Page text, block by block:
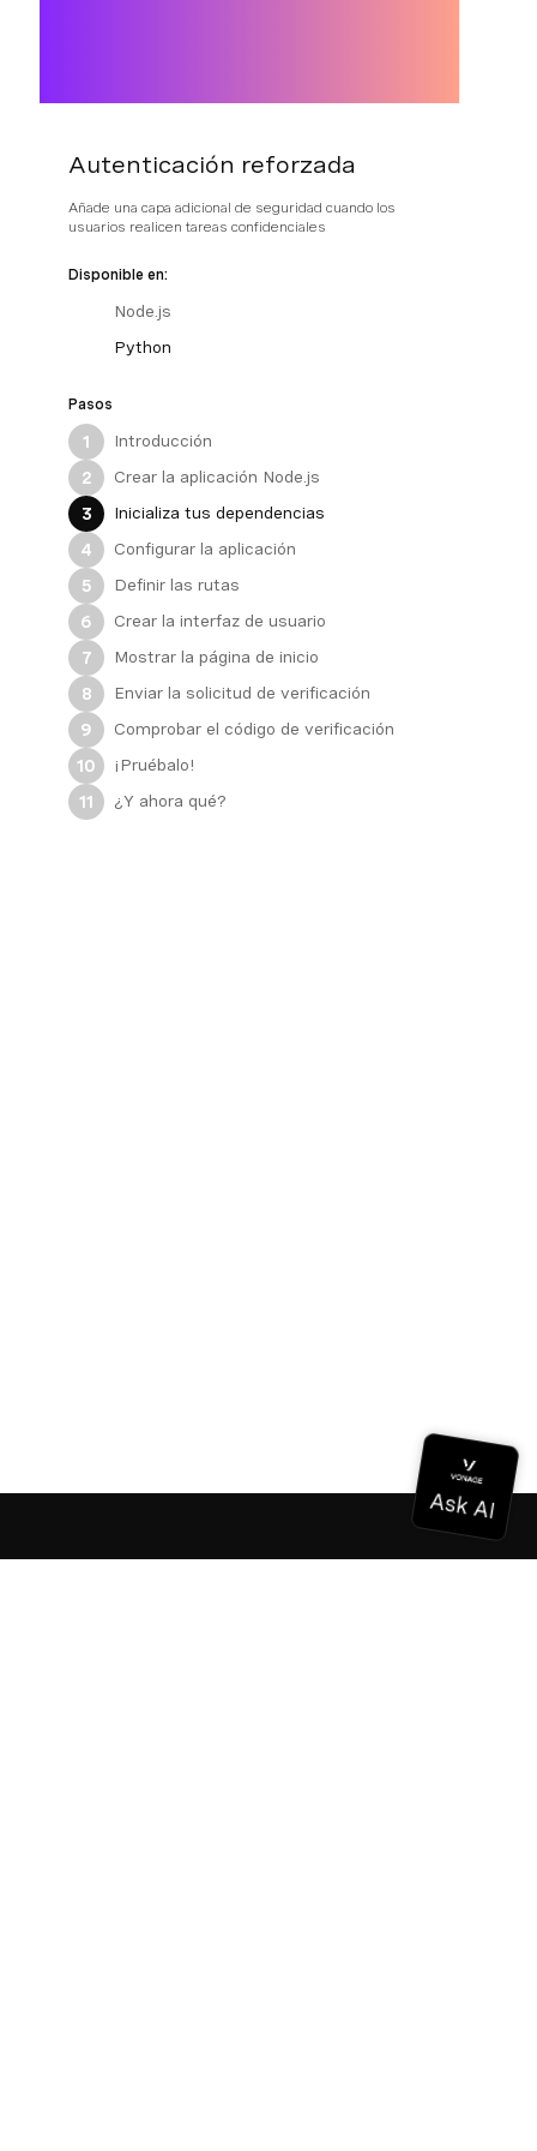
Autenticación reforzada
Añade una capa adicional de seguridad cuando los
usuarios realicen tareas confidenciales
Disponible en:
Node.js
Python
Pasos
1
Introducción
2
Crear la aplicación Node.js
3
Inicializa tus dependencias
4
Configurar la aplicación
5
Definir las rutas
6
Crear la interfaz de usuario
7
Mostrar la página de inicio
8
Enviar la solicitud de verificación
9
Comprobar el código de verificación
10
¡Pruébalo!
11
¿Y ahora qué?